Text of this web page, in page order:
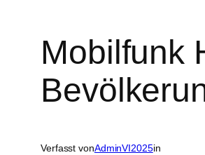
Mobilfunk
Verfasst vonAdminVI2025in